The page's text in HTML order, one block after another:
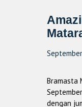
Bramasta
dengan